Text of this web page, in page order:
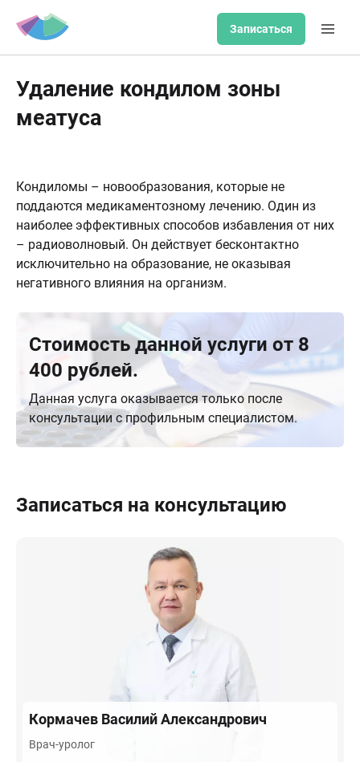
Записаться
Удаление кондилом зоны
меатуса
Кондиломы – новообразования, которые не
поддаются медикаментозному лечению. Один из
наиболее эффективных способов избавления от них
– радиоволновый. Он действует бесконтактно
исключительно на образование, не оказывая
негативного влияния на организм.
Стоимость данной услуги от 8
400 рублей.
Данная услуга оказывается только после
консультации с профильным специалистом.
Записаться на консультацию
Кормачев Василий Александрович
Врач-уролог